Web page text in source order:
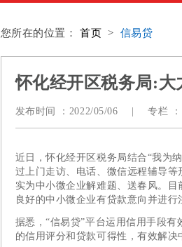
您所在的位置： 首页 > 信易贷
怀化经开区税务局:大
发布时间 ： 2022/05/06 专栏 ：
近日，怀化经开区税务局结合“我为
过上门走访、电话、微信远程辅导
实为中小微企业解难题、送春风。
良好的中小微企业有贷款意向并进行
据悉，“信易贷”平台运用信用手段
的信用评分和贷款可得性，有效解